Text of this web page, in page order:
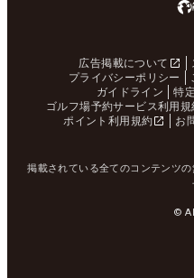
広告掲載について
プライバシーポリシー
ガイドライン
特
ゴルフ場予約サービス利用規
ポイント利用規約
お
掲載されている全てのコンテンツ
©